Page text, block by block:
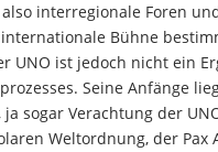
also interregionale Foren
Bühne
UNO ist jedoch nicht ein
Seine Anfänge
sogar Verachtung der
Weltordnung, der Pax